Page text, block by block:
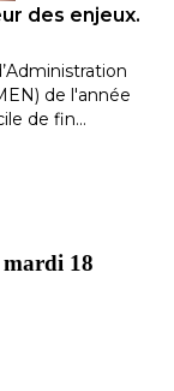
des enjeux.
de l'année
de fin…
18